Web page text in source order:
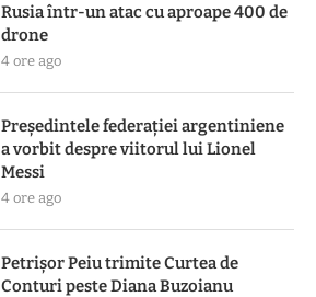
Rusia într-un atac cu aproape 400 de
drone
4 ore ago
Președintele federației argentiniene
a vorbit despre viitorul lui Lionel
Messi
4 ore ago
Petrișor Peiu trimite Curtea de
Conturi peste Diana Buzoianu